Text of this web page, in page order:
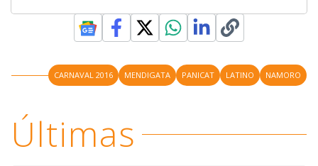
CARNAVAL 2016 MENDIGATA PANICAT LATINO NAMORO
Últimas